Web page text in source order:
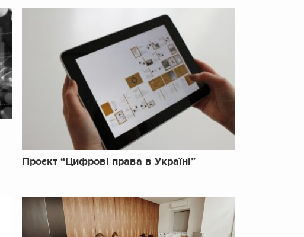
Проєкт “Цифрові права в Україні”